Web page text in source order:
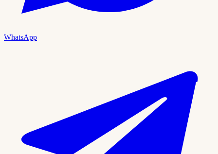
WhatsApp